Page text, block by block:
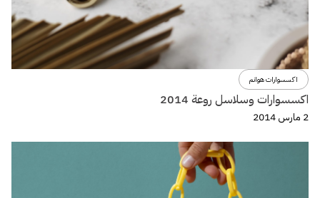
اكسسوارات هوانم
اكسسوارات وسلاسل روعة 2014
2 مارس 2014